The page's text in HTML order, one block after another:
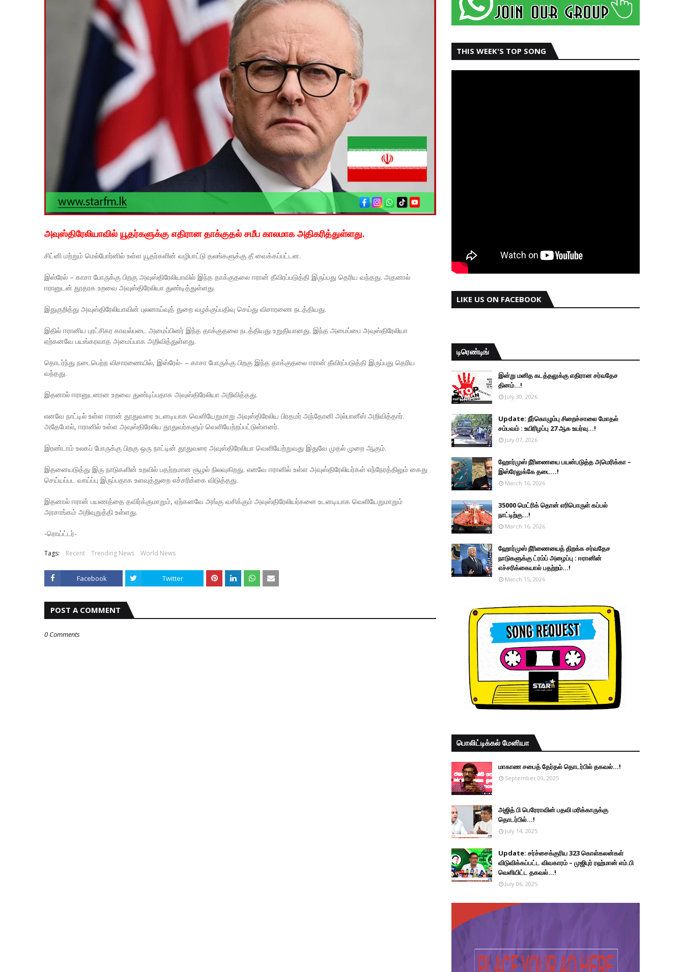
அவுஸ்திரேலியாவில் யூதர்களுக்கு எதிரான தாக்குதல் சமீப காலமாக அதிகரித்துள்ளது.
சிட்னி மற்றும் மெல்போர்னில் உள்ள யூதர்களின் வழிபாட்டு தலங்களுக்கு தீ வைக்கப்பட்டன.
இஸ்ரேல் – காசா போருக்கு பிறகு அவுஸ்திரேலியாவில் இந்த தாக்குதலை ஈரான் தீவிரப்படுத்தி இருப்பது தெரிய வந்தது. அதனால்
ஈரானுடன் தூதரக உறவை அவுஸ்திரேலியா துண்டித்துள்ளது.
இதுகுறித்து அவுஸ்திரேலியாவின் புலனாய்வுத் துறை வழக்குப்பதிவு செய்து விசாரணை நடத்தியது.
இதில் ஈரானிய புரட்சிகர காவல்படை அமைப்பினர் இந்த தாக்குதலை நடத்தியது உறுதியானது. இந்த அமைப்பை அவுஸ்திரேலியா
ஏற்கனவே பயங்கரவாத அமைப்பாக அறிவித்துள்ளது.
தொடர்ந்து நடைபெற்ற விசாரணையில், இஸ்ரேல்- – காசா போருக்கு பிறகு இந்த தாக்குதலை ஈரான் தீவிரப்படுத்தி இருப்பது தெரிய
வந்தது.
இதனால் ஈரானுடனான உறவை துண்டிப்பதாக அவுஸ்திரேலியா அறிவித்தது.
எனவே நாட்டில் உள்ள ஈரான் தூதுவரை உடனடியாக வெளியேறுமாறு அவுஸ்திரேலிய பிரதமர் அந்தோனி அல்பானீஸ் அறிவித்தார்.
அதேபோல், ஈரானில் உள்ள அவுஸ்திரேலிய தூதுவர்களும் வெளியேற்றப்பட்டுள்ளனர்.
இரண்டாம் உலகப் போருக்கு பிறகு ஒரு நாட்டின் தூதுவரை அவுஸ்திரேலியா வெளியேற்றுவது இதுவே முதல் முறை ஆகும்.
இதனையடுத்து இரு நாடுகளின் உறவில் பதற்றமான சூழல் நிலவுகிறது. எனவே ஈரானில் உள்ள அவுஸ்திரேலியர்கள் எந்நேரத்திலும் கைது
செய்யப்பட வாய்ப்பு இருப்பதாக உளவுத்துறை எச்சரிக்கை விடுத்தது.
இதனால் ஈரான் பயணத்தை தவிர்க்குமாறும், ஏற்கனவே அங்கு வசிக்கும் அவுஸ்திரேலியர்களை உடனடியாக வெளியேறுமாறும்
அரசாங்கம் அறிவுறுத்தி உள்ளது.
-ரொய்ட்டர்-
Tags: Recent Trending News World News
Facebook Twitter
POST A COMMENT
0 Comments
THIS WEEK'S TOP SONG
LIKE US ON FACEBOOK
டிரெண்டிங்
இன்று மனித கடத்தலுக்கு எதிரான சர்வதேச
தினம்...!
July 30, 2026
Update: நீர்கொழும்பு சிறைச்சாலை மோதல்
சம்பவம் : உயிரிழப்பு 27 ஆக உயர்வு...!
July 07, 2026
ஹோர்முஸ் நீரிணையை பயன்படுத்த அமெரிக்கா –
இஸ்ரேலுக்கே தடை...!
March 16, 2026
35000 மெட்ரிக் தொன் எரிபொருள் கப்பல்
நாட்டிற்கு...!
March 16, 2026
ஹோர்முஸ் நீரிணையைத் திறக்க சர்வதேச
நாடுகளுக்கு ட்ரம்ப் அழைப்பு : ஈரானின்
எச்சரிக்கையால் பதற்றம்...!
March 15, 2026
பொலிட்டிக்கல் மேனியா
மாகாண சபைத் தேர்தல் தொடர்பில் தகவல்...!
September 09, 2025
அஜித் பி பெரேராவின் பதவி மரிக்காருக்கு
தொடர்பில்...!
July 14, 2025
Update: சர்ச்சைக்குரிய 323 கொள்கலன்கள்
விடுவிக்கப்பட்ட விவகாரம் – முஜிபுர் ரஹ்மான் எம்.பி
வெளியிட்ட தகவல்...!
July 06, 2025